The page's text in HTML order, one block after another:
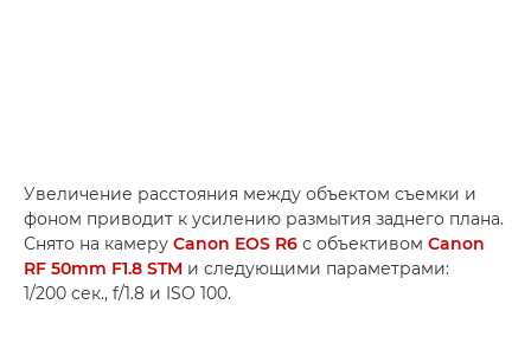
Увеличение расстояния между объектом съемки и
фоном приводит к усилению размытия заднего плана.
Снято на камеру Canon EOS R6 с объективом Canon
RF 50mm F1.8 STM и следующими параметрами:
1/200 сек., f/1.8 и ISO 100.